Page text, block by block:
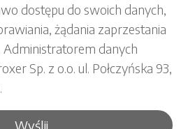
dostępu do swoich danych,
żądania zaprzestania
Administratorem danych
Sp. z o.o. ul. Połczyńska 93,